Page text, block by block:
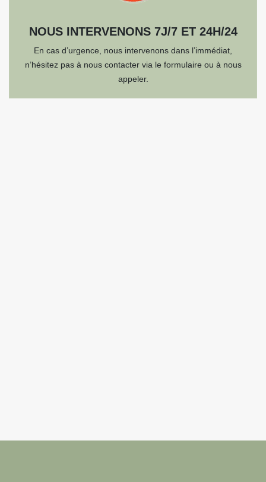
NOUS INTERVENONS 7J/7 ET 24H/24
En cas d’urgence, nous intervenons dans l’immédiat,
n’hésitez pas à nous contacter via le formulaire ou à nous
appeler.